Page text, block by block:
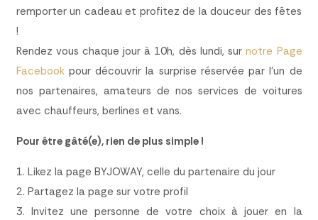
remporter un cadeau et profitez de la douceur des fêtes
!
Rendez vous chaque jour à 10h, dès lundi, surnotre Page
Facebookpour découvrir la surprise réservée par l’un de
nos partenaires, amateurs de nos services de voitures
avec chauffeurs, berlines et vans.
Pour être gâté(e), rien de plus simple !
1. Likez la page BYJOWAY, celle du partenaire du jour
2. Partagez la page sur votre profil
3. Invitez une personne de votre choix à jouer en la